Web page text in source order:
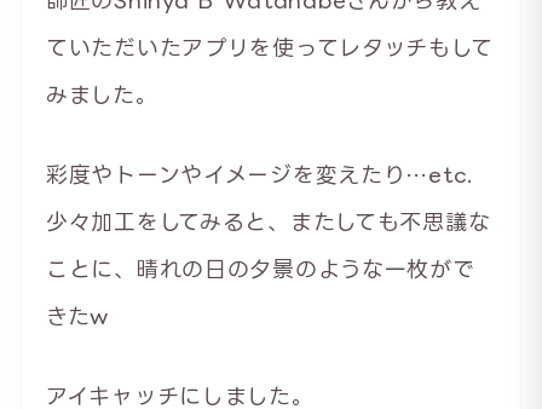
ていただいたアプリを使ってレタッチもして
みました。
彩度やトーンやイメージを変えたり…etc.
少々加工をしてみると、またしても不思議な
ことに、晴れの日の夕景のような一枚がで
きたw
アイキャッチにしました。